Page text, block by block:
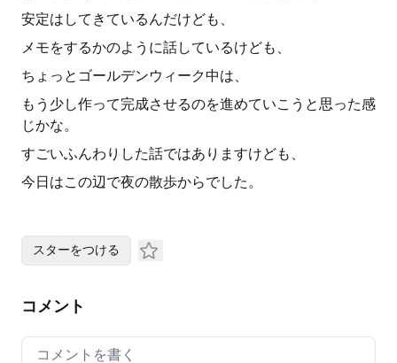
安定はしてきているんだけども、
メモをするかのように話しているけども、
ちょっとゴールデンウィーク中は、
もう少し作って完成させるのを進めていこうと思った感
じかな。
すごいふんわりした話ではありますけども、
今日はこの辺で夜の散歩からでした。
スターをつける
コメント
Your comment